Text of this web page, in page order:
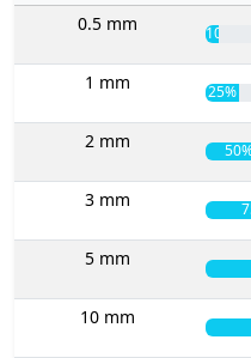
0.5 mm
10%
1 mm 25%
2 mm
3 mm
5 mm
10 mm